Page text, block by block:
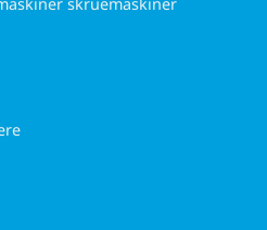
skruemaskiner